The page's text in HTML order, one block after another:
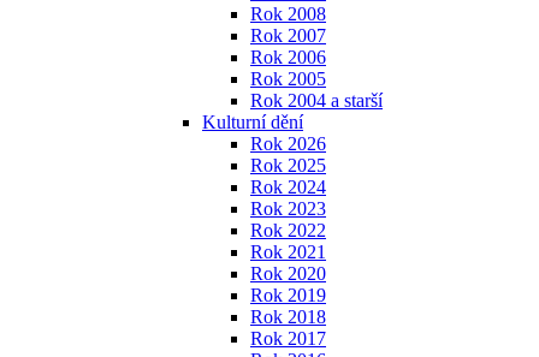
Rok 2008
Rok 2007
Rok 2006
Rok 2005
Rok 2004 a starší
Kulturní dění
Rok 2026
Rok 2025
Rok 2024
Rok 2023
Rok 2022
Rok 2021
Rok 2020
Rok 2019
Rok 2018
Rok 2017